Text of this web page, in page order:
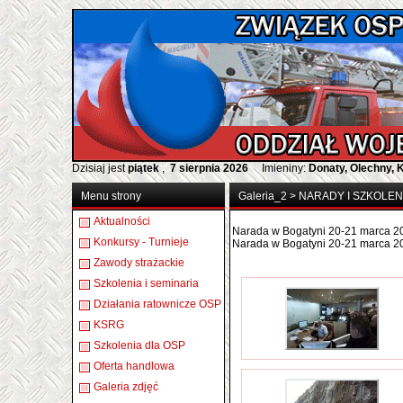
Dzisiaj jestpiątek,7 sierpnia 2026 Imieniny:Donaty, Olechny,
Menu strony
Aktualności
Konkursy - Turnieje
Zawody strażackie
Szkolenia i seminaria
Działania ratownicze OSP
KSRG
Szkolenia dla OSP
Oferta handlowa
Galeria zdjęć
Galeria_2 > NARADY I
Narada w Bogatyni 20-21 marca
Narada w Bogatyni 20-21 marca